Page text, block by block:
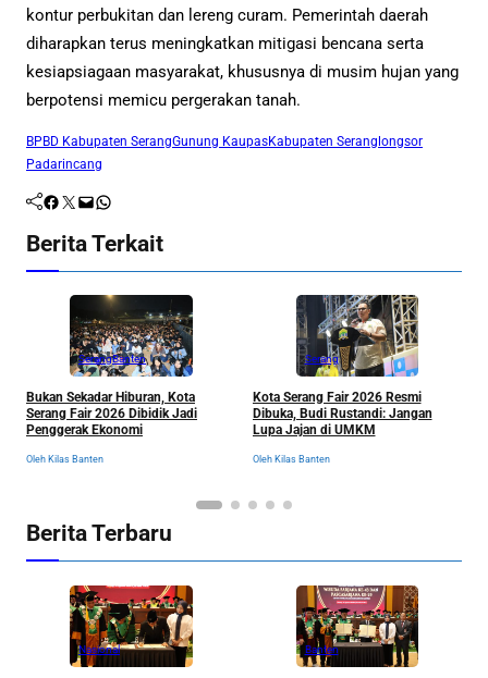
kontur perbukitan dan lereng curam. Pemerintah daerah
diharapkan terus meningkatkan mitigasi bencana serta
kesiapsiagaan masyarakat, khususnya di musim hujan yang
berpotensi memicu pergerakan tanah.
BPBD Kabupaten SerangGunung KaupasKabupaten Seranglongsor
Padarincang
Facebook Twitter Mail WhatsApp
Berita Terkait
SerangBanten
Bukan Sekadar Hiburan, Kota
Serang Fair 2026 Dibidik Jadi
Penggerak Ekonomi
Oleh Kilas Banten
Serang
Kota Serang Fair 2026 Resmi
Dibuka, Budi Rustandi: Jangan
Lupa Jajan di UMKM
Oleh Kilas Banten
Berita Terbaru
Nasional Banten